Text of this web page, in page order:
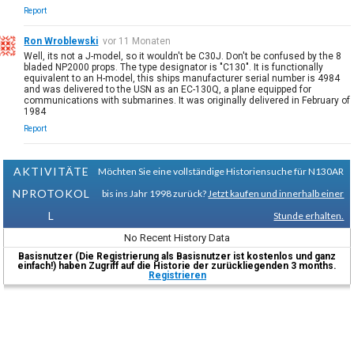
Report
Ron Wroblewski vor 11 Monaten
Well, its not a J-model, so it wouldn't be C30J. Don't be confused by the 8
bladed NP2000 props. The type designator is "C130". It is functionally
equivalent to an H-model, this ships manufacturer serial number is 4984
and was delivered to the USN as an EC-130Q, a plane equipped for
communications with submarines. It was originally delivered in February of
1984
Report
AKTIVITÄTE
NPROTOKOL
L
Möchten Sie eine vollständige Historiensuche für N130AR
bis ins Jahr 1998 zurück? Jetzt kaufen und innerhalb einer
Stunde erhalten.
No Recent History Data
Basisnutzer (Die Registrierung als Basisnutzer ist kostenlos und ganz
einfach!) haben Zugriff auf die Historie der zurückliegenden 3 months.
Registrieren